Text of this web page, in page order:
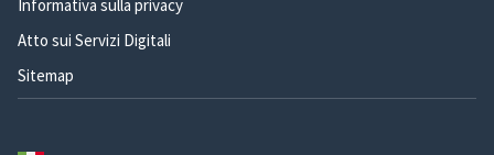
Informativa sulla privacy
Atto sui Servizi Digitali
Sitemap